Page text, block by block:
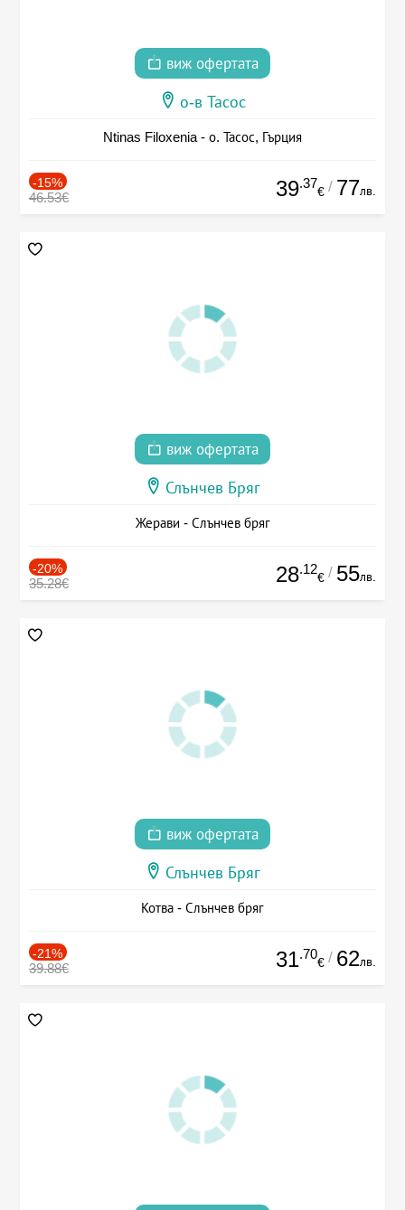
виж офертата
о-в Тасос
Ntinas Filoxenia - о. Тасос, Гърция
-15%
46.53€ 39.37
€ / 77лв.
виж офертата
Слънчев Бряг
Жерави - Слънчев бряг
-20%
35.28€ 28.12
€ / 55лв.
виж офертата
Слънчев Бряг
Котва - Слънчев бряг
-21%
39.88€ 31.70
€ / 62лв.